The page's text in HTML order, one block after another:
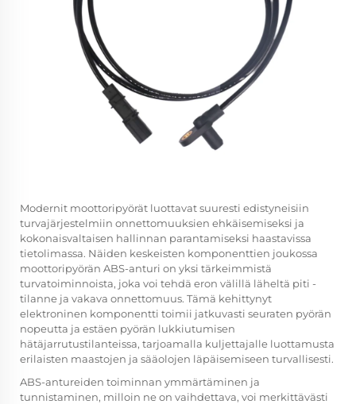
Modernit moottoripyörät luottavat suuresti edistyneisiin
turvajärjestelmiin onnettomuuksien ehkäisemiseksi ja
kokonaisvaltaisen hallinnan parantamiseksi haastavissa
tietolimassa. Näiden keskeisten komponenttien joukossa
moottoripyörän ABS-anturi on yksi tärkeimmistä
turvatoiminnoista, joka voi tehdä eron välillä läheltä piti -
tilanne ja vakava onnettomuus. Tämä kehittynyt
elektroninen komponentti toimii jatkuvasti seuraten pyörän
nopeutta ja estäen pyörän lukkiutumisen
hätäjarrutustilanteissa, tarjoamalla kuljettajalle luottamusta
erilaisten maastojen ja sääolojen läpäisemiseen turvallisesti.
ABS-antureiden toiminnan ymmärtäminen ja
tunnistaminen, milloin ne on vaihdettava, voi merkittävästi